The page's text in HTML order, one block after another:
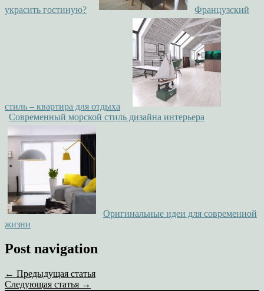
украсить гостиную? Французский
стиль – квартира для отдыха
Современный морской стиль дизайна интерьера
Оригинальные идеи для современной
жизни
Post navigation
← Предыдущая статья
Следующая статья →